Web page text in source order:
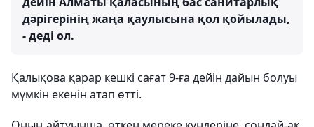
дәрігерінің жаңа қаулысына қол қойылады,
- деді ол.
Қалықова қарар кешкі сағат 9-ға дейін дайын болуы
мүмкін екенін атап өтті.